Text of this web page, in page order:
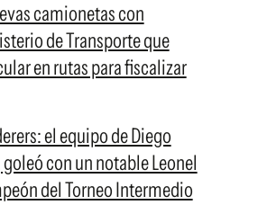
camionetas con
de Transporte que
en rutas para fiscalizar
el equipo de Diego
con un notable Leonel
del Torneo Intermedio